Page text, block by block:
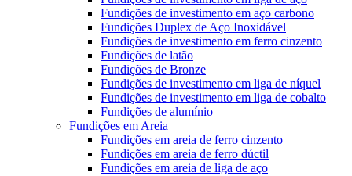
Fundições de investimento em aço carbono
Fundições Duplex de Aço Inoxidável
Fundições de investimento em ferro cinzento
Fundições de latão
Fundições de Bronze
Fundições de investimento em liga de níquel
Fundições de investimento em liga de cobalto
Fundições de alumínio
Fundições em Areia
Fundições em areia de ferro cinzento
Fundições em areia de ferro dúctil
Fundições em areia de liga de aço